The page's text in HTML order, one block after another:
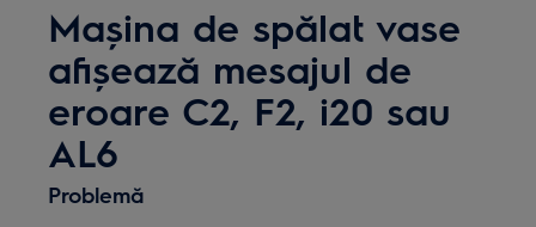
Maşina de spălat vase
afişează mesajul de
eroare C2, F2, i20 sau
AL6
Problemă